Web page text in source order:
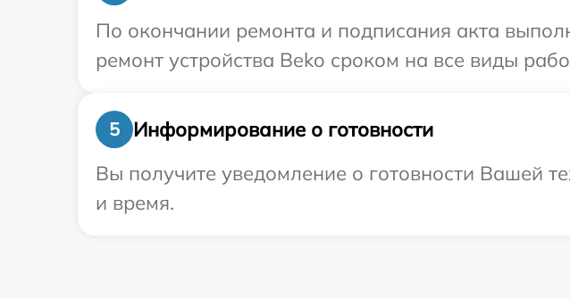
По окончании ремонта и подписания акта
ремонт устройства Beko сроком на все виды
5
Информирование о готовности
Вы получите уведомление о готовности Вашей
и время.